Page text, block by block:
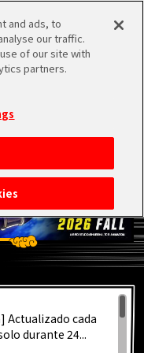
MEN
Actualizado cada
durante 24...
and ads, to
our traffic.
of our site with
partners.